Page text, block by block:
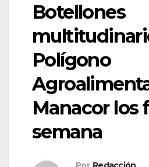
Botellones
Polígono
Manacor los
semana